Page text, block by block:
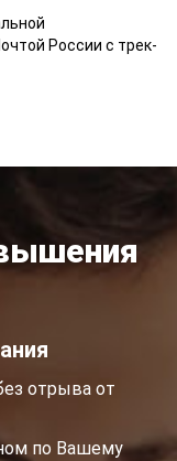
России с трек-
отрыва от
по Вашему